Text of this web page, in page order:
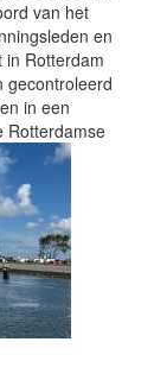
van het
en
in Rotterdam
gecontroleerd
in een
Rotterdamse